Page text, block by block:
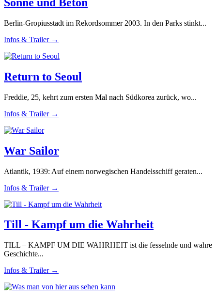
Berlin-Gropiusstadt im Rekordsommer 2003. In den Parks stinkt...
Infos & Trailer →
Return to Seoul
Freddie, 25, kehrt zum ersten Mal nach Südkorea zurück, wo...
Infos & Trailer →
War Sailor
Atlantik, 1939: Auf einem norwegischen Handelsschiff geraten...
Infos & Trailer →
Till - Kampf um die Wahrheit
TILL – KAMPF UM DIE WAHRHEIT ist die fesselnde und wahre
Geschichte...
Infos & Trailer →